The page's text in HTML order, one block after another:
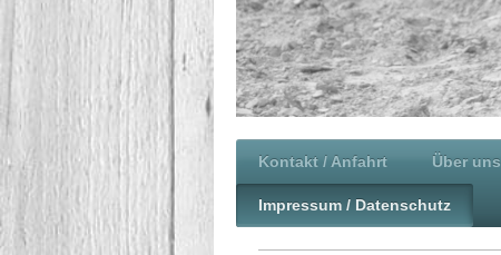
Kontakt / Anfahrt Über uns
Impressum / Datenschutz